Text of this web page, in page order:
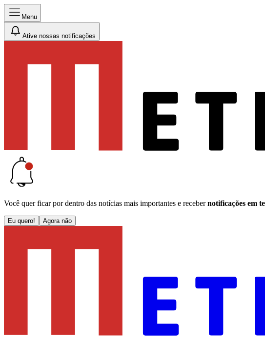
Menu
Ative nossas notificações
Você quer ficar por dentro das notícias mais importantes e receber notificações em
Eu quero! Agora não